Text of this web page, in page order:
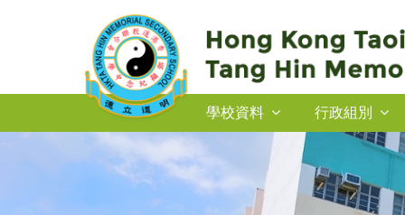
學校資料 行政組別